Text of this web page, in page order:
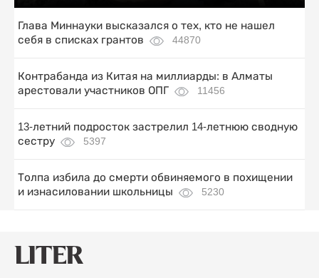
Глава Миннауки высказался о тех, кто не нашел
себя в списках грантов
44870
Контрабанда из Китая на миллиарды: в Алматы
арестовали участников ОПГ
11456
13-летний подросток застрелил 14-летнюю сводную
сестру
5397
Толпа избила до смерти обвиняемого в похищении
и изнасиловании школьницы
5230